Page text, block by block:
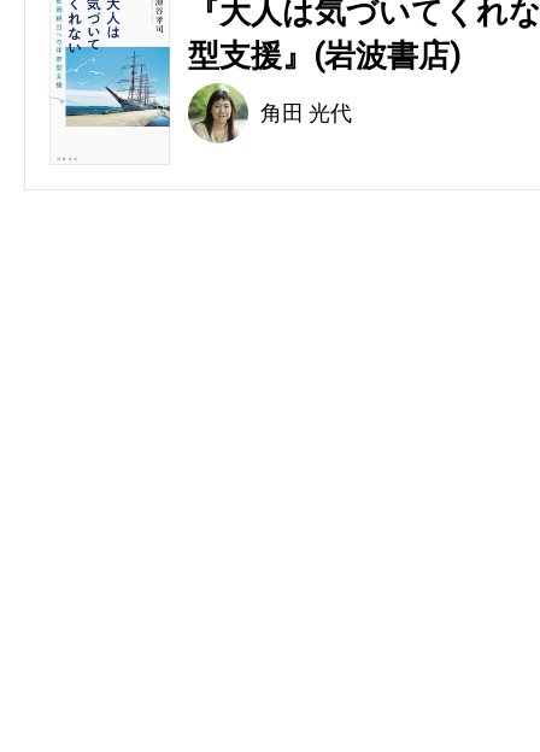
『大人は気づいてくれ
型支援』(岩波書店)
角田 光代